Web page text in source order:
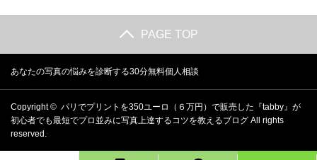
PAGE TOP
あなたの写真の悩みを診断する30分無料個人相談
Copyright © パリでプリントを350ユーロ（６万円）で販売した『tabby』が
初心者でも最短でプロ並みに写真上達するコツを教えるブログ All rights
reserved.